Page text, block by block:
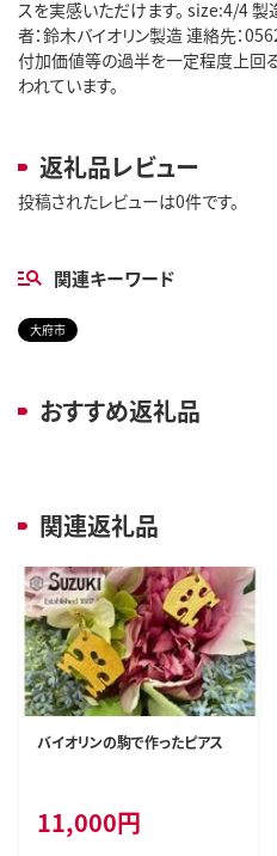
スを実感いただけます。 size:4/4
者：鈴木バイオリン製造 連絡先：
付加価値等の過半を一定程度上回
われています。
返礼品レビュー
投稿されたレビューは0件です。
関連キーワード
大府市
おすすめ返礼品
関連返礼品
バイオリンの駒で作ったピアス
11,000円